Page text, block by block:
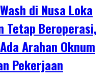
di Nusa Loka
Tetap Beroperasi,
Arahan Oknum
Pekerjaan